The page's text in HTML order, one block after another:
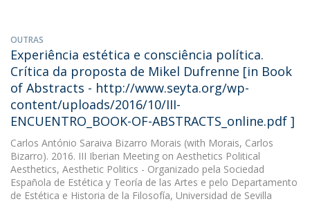
OUTRAS
Experiência estética e consciência política.
Crítica da proposta de Mikel Dufrenne [in Book
of Abstracts - http://www.seyta.org/wp-
content/uploads/2016/10/III-
ENCUENTRO_BOOK-OF-ABSTRACTS_online.pdf ]
Carlos António Saraiva Bizarro Morais (with Morais, Carlos
Bizarro). 2016. III Iberian Meeting on Aesthetics Political
Aesthetics, Aesthetic Politics - Organizado pela Sociedad
Española de Estética y Teoría de las Artes e pelo Departamento
de Estética e Historia de la Filosofía, Universidad de Sevilla